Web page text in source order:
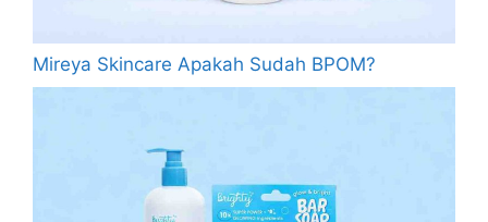
Mireya Skincare Apakah Sudah BPOM?